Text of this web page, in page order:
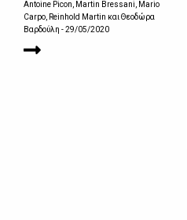
Antoine Picon, Martin Bressani, Mario
Carpo, Reinhold Martin και Θεοδώρα
Βαρδούλη - 29/05/2020